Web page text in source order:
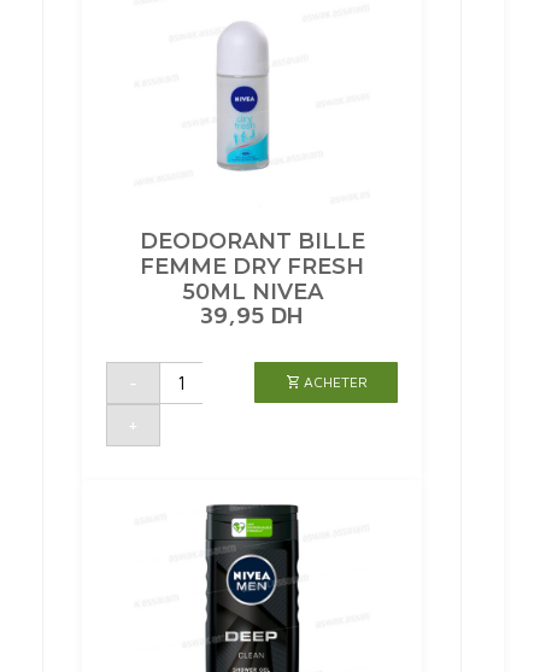
DEODORANT BILLE
FEMME DRY FRESH
50ML NIVEA
39,95 DH
-
quantité
DEODORANT
DRY
+
ACHETER